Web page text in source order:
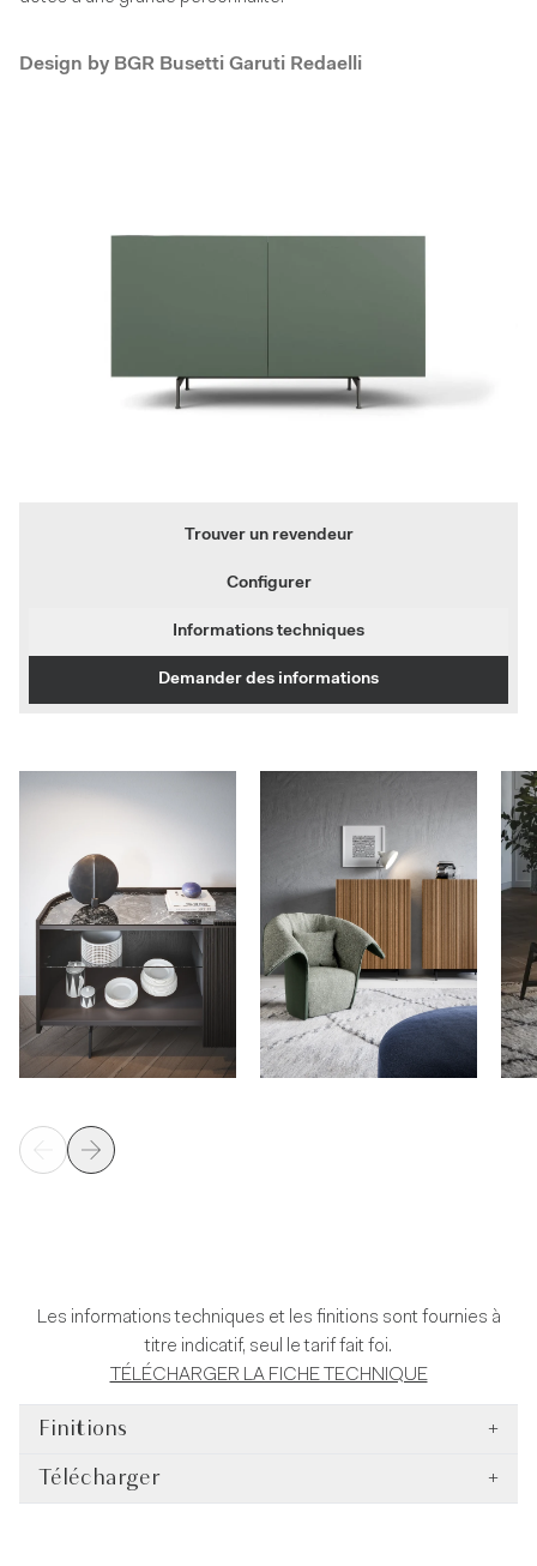
Design by BGR Busetti Garuti Redaelli
Trouver un revendeur
Configurer
Informations techniques
Demander des informations
Les informations techniques et les finitions sont fournies à
titre indicatif, seul le tarif fait foi.
TÉLÉCHARGER LA FICHE TECHNIQUE
Finitions +
Télécharger +